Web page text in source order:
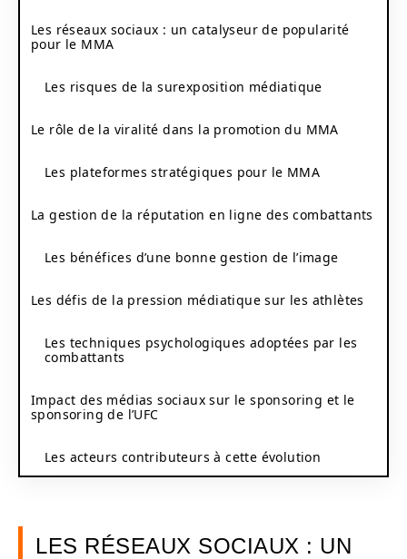
Les réseaux sociaux : un catalyseur de popularité
pour le MMA
Les risques de la surexposition médiatique
Le rôle de la viralité dans la promotion du MMA
Les plateformes stratégiques pour le MMA
La gestion de la réputation en ligne des combattants
Les bénéfices d’une bonne gestion de l’image
Les défis de la pression médiatique sur les athlètes
Les techniques psychologiques adoptées par les
combattants
Impact des médias sociaux sur le sponsoring et le
sponsoring de l’UFC
Les acteurs contributeurs à cette évolution
LES RÉSEAUX SOCIAUX : UN